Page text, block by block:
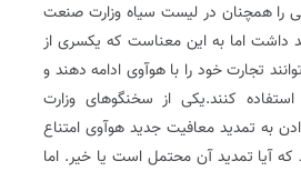
را همچنان در لیست سیاه وزارت صنعت
داشت اما به این معناست که یکسری از
تجارت خود را با هوآوی ادامه دهند و
کنند.یکی از سخنگوهای وزارت
به تمدید معافیت جدید هوآوی امتناع
که آیا تمدید آن محتمل است یا خیر. اما